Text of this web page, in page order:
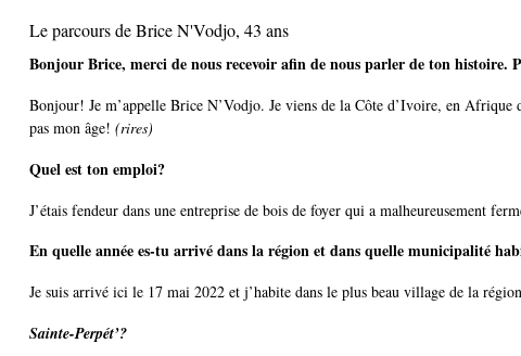
Le parcours de Brice N'Vodjo, 43 ans
Bonjour Brice, merci de nous recevoir afin de nous parler de ton histoire.
Bonjour! Je m’appelle Brice N’Vodjo. Je viens de la Côte d’Ivoire, en Afrique
pas mon âge! (rires)
Quel est ton emploi?
J’étais fendeur dans une entreprise de bois de foyer qui a malheureusement
En quelle année es-tu arrivé dans la région et dans quelle municipalité
Je suis arrivé ici le 17 mai 2022 et j’habite dans le plus beau village de la
Sainte-Perpét’?